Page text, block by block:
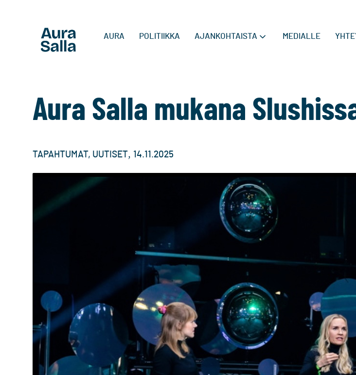
AURA POLITIIKKA AJANKOHTAISTA MEDIALLE
Aura Salla mukana
TAPAHTUMAT , UUTISET , 14.11.2025